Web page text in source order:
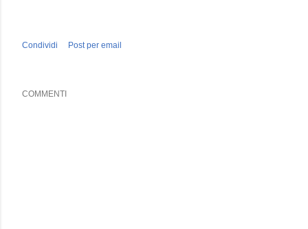
Condividi Post per email
COMMENTI